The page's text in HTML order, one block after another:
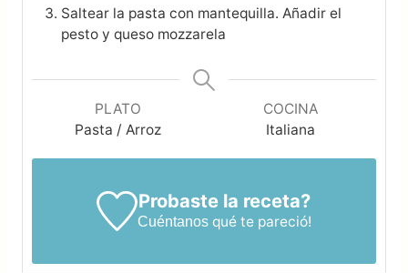
Saltear la pasta con mantequilla. Añadir el
pesto y queso mozzarela
PLATO
Pasta / Arroz
COCINA
Italiana
Probaste la receta?
Cuéntanosqué te pareció!